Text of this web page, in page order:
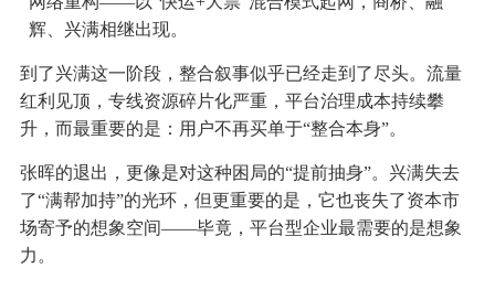
辉、兴满相继出现。
到了兴满这一阶段，整合叙事似乎已经走到了尽头。流量
红利见顶，专线资源碎片化严重，平台治理成本持续攀
升，而最重要的是：用户不再买单于“整合本身”。
张晖的退出，更像是对这种困局的“提前抽身”。兴满失去
了“满帮加持”的光环，但更重要的是，它也丧失了资本市
场寄予的想象空间——毕竟，平台型企业最需要的是想象
力。